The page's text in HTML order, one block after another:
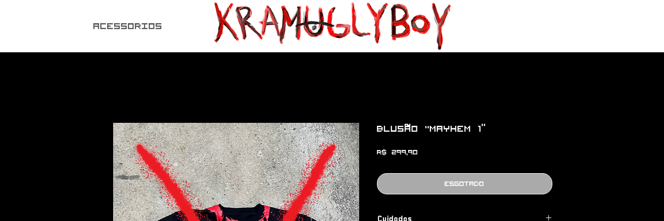
ACESSORIOS
Blusão "MAYHEM 1”
R$ 299,90Preço
Esgotado